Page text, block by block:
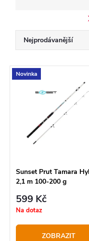
a
z
o
d
u
Nejprodávanější
Nejlevnější
Abecedně
V
r
o
d
u
Novinka
Sunset Prut Tamara
2,1 m 100-200 g
599 Kč
Na dotaz
ZOBRAZIT